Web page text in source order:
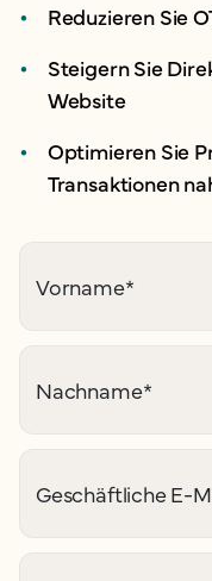
Reduzieren Sie
Steigern Sie
Website
Optimieren Sie
Transaktionen
Vorname*
Nachname*
Geschäftliche E-